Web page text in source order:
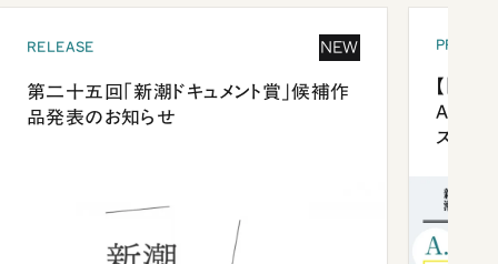
RELEASE NEW
第二十五回「新潮ドキュメント賞」候補作
品発表のお知らせ
【「新
ズプレ